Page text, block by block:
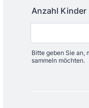
Anzahl Kinder
Bitte geben Sie an,
sammeln möchten.